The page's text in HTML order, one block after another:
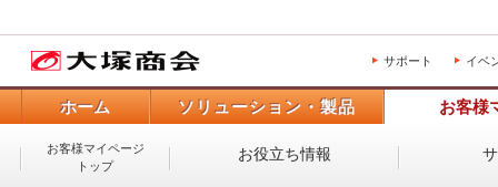
サポート イベ
ホーム ソリューション・製品 お客様
お客様マイページ
トップ
お役立ち情報